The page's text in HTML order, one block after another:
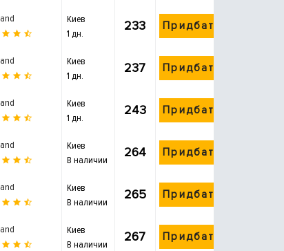
Киев
1 дн.
233 Придбати
Киев
1 дн.
237 Придбати
Киев
1 дн.
243 Придбати
Киев
В наличии
264 Придбати
Киев
В наличии
265 Придбати
Киев
В наличии
267 Придбати